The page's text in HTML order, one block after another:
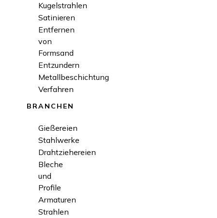
Kugelstrahlen
Satinieren
Entfernen
von
Formsand
Entzundern
Metallbeschichtung
Verfahren
BRANCHEN
Gießereien
Stahlwerke
Drahtziehereien
Bleche
und
Profile
Armaturen
Strahlen